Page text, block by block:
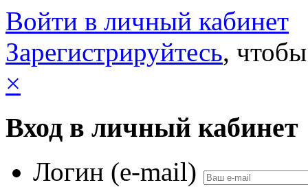
Войти в личный кабинет
Зарегистрируйтесь,
×
Вход в личный кабинет
Логин (e-mail)